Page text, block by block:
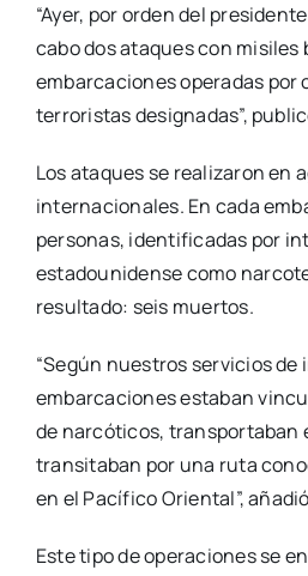
“Ayer, por orden del
cabo dos ataques con
embarcaciones operadas por
terroristas designadas”,
Los ataques se realizaron en
internacionales. En cada
personas, identificadas por
estadounidense como
resultado: seis muertos.
“Según nuestros servicios
embarcaciones estaban
de narcóticos, transportaban
transitaban por una ruta
en el Pacífico Oriental”,
Este tipo de operaciones se